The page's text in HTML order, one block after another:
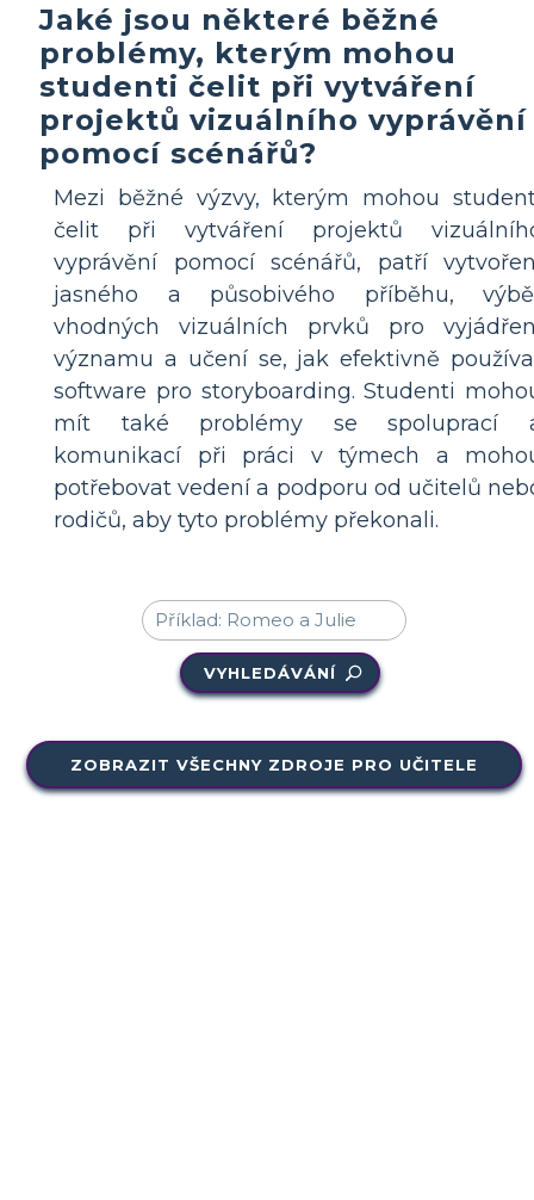
Jaké jsou některé běžné
problémy, kterým mohou
studenti čelit při vytváření
projektů vizuálního vyprávění
pomocí scénářů?
Mezi běžné výzvy, kterým mohou
čelit při vytváření projektů
vyprávění pomocí scénářů, patří
jasného a působivého příběhu,
vhodných vizuálních prvků pro
významu a učení se, jak efektivně
software pro storyboarding. Studenti
mít také problémy se spoluprací
komunikací při práci v týmech a
potřebovat vedení a podporu od učitelů
rodičů, aby tyto problémy překonali.
VYHLEDÁVÁNÍ
ZOBRAZIT VŠECHNY ZDROJE PRO UČITELE